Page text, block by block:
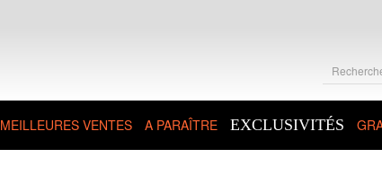
MEILLEURES VENTES A PARAÎTRE EXCLUSIVITÉS